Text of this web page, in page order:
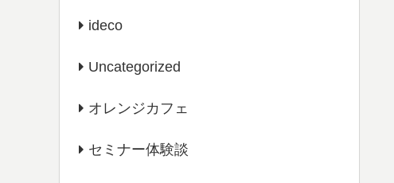
ideco
Uncategorized
オレンジカフェ
セミナー体験談